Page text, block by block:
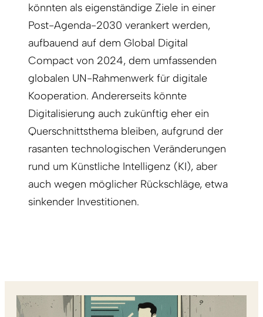
könnten als eigenständige Ziele in einer
Post-Agenda-2030 verankert werden,
aufbauend auf dem Global Digital
Compact von 2024, dem umfassenden
globalen UN-Rahmenwerk für digitale
Kooperation. Andererseits könnte
Digitalisierung auch zukünftig eher ein
Querschnittsthema bleiben, aufgrund der
rasanten technologischen Veränderungen
rund um Künstliche Intelligenz (KI), aber
auch wegen möglicher Rückschläge, etwa
sinkender Investitionen.